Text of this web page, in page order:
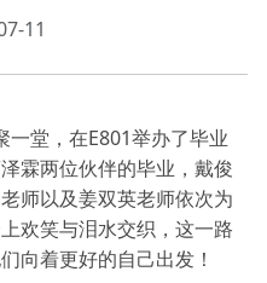
11
堂，在E801举办了毕业
霖两位伙伴的毕业，戴俊
师以及姜双英老师依次为
欢笑与泪水交织，这一路
向着更好的自己出发！